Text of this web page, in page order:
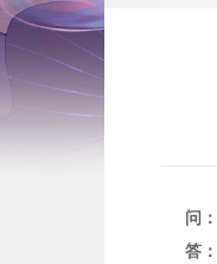
问：
答：